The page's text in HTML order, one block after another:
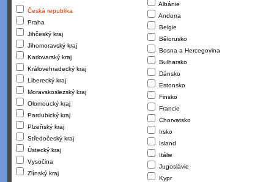
Česká republika
Praha
Jihčeský kraj
Jihomoravský kraj
Karlovarský kraj
Královehradecký kraj
Liberecký kraj
Moravskoslezský kraj
Olomoucký kraj
Pardubický kraj
Plzeňský kraj
Středočeský kraj
Ústecký kraj
Vysočina
Zlínský kraj
Albánie
Andorra
Belgie
Bělorusko
Bosna a Hercegovina
Bulharsko
Dánsko
Estonsko
Finsko
Francie
Chorvatsko
Irsko
Island
Itálie
Jugoslávie
Kypr